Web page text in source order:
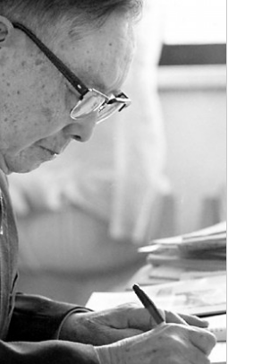
实用信息
总会章程
理事会名单
制度法规
联系我们